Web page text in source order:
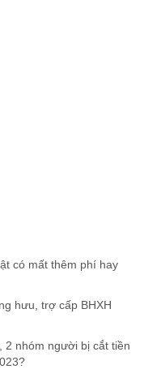
có mất thêm phí hay
hưu, trợ cấp BHXH
nhóm người bị cắt tiền